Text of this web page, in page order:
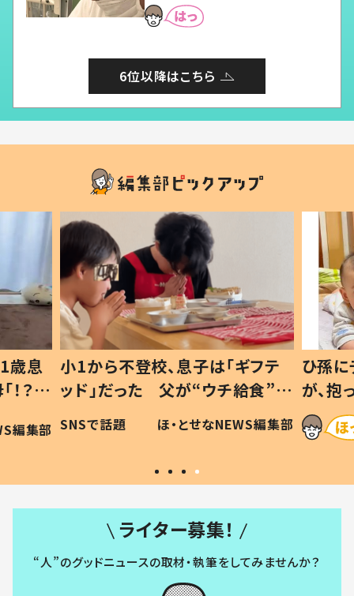
6位以降はこちら
歳息
？」
編集部
小1から不登校、息子は「ギフテ
ッド」だった 父が“ウチ給食”を
作り続ける理由とは #令和の親
#令和の子
SNSで話題 ほ・とせなNEWS編集部
ひ孫
が、
「涙が
い」
ライター募集！
“人”のグッドニュースの取材・執筆をしてみませんか？